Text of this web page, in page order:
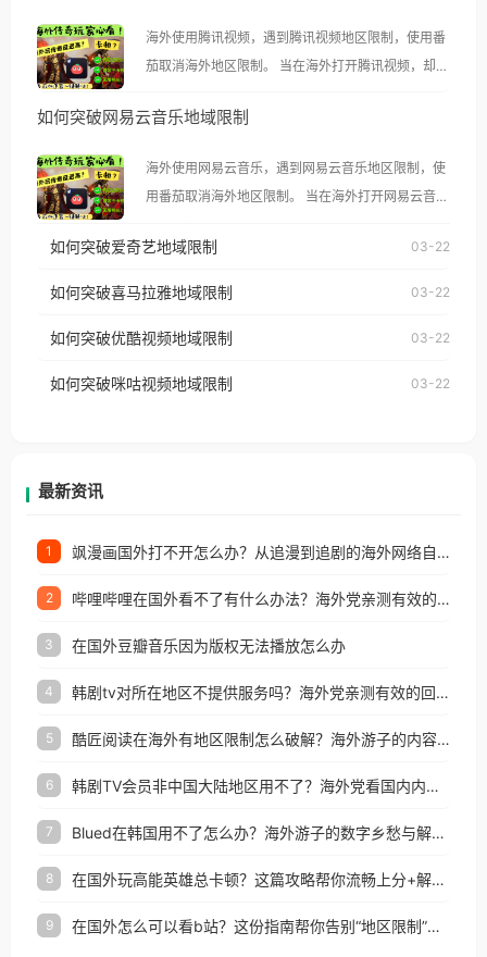
海外使用腾讯视频，遇到腾讯视频地区限制，使用番
茄取消海外地区限制。 当在海外打开腾讯视频，却突
示语。 海外用户如香港、澳门、台湾、美国、加拿
像其他音乐平台一样，出现地区及版权限制问题，且
仅能在中国大陆地区播放。 遇到这个问题的朋友们，
使用番茄回国加速器，即可解决「海外用户收听腾讯
台湾、美国、加拿大、澳大利亚、欧洲等国家和地区
权限制所困扰。
如何突破网易云音乐地域限制
海外使用网易云音乐，遇到网易云音乐地区限制，使
用番茄取消海外地区限制。 当在海外打开网易云音
播放”的提示语。 海外用户如香港、澳门、台湾、美
国、加拿大、澳大利亚、欧洲等国家和地区时，网易
制问题，且仅能在中国大陆地区播放。 遇到这个问题
户收听网易云音乐地区版权限制」的问题，无论人在
如何突破爱奇艺地域限制 03-22
如何突破喜马拉雅地域限制 03-22
如何突破优酷视频地域限制 03-22
如何突破咪咕视频地域限制 03-22
最新资讯
1 飒漫画国外打不开怎么办？从追漫到追剧的海外网络自由之路
2 哔哩哔哩在国外看不了有什么办法？海外党亲测有效的回国加速解决方案
3 在国外豆瓣音乐因为版权无法播放怎么办
4 韩剧tv对所在地区不提供服务吗？海外党亲测有效的回国加速解决方案
5 酷匠阅读在海外有地区限制怎么破解？海外游子的内容归乡路
6 韩剧TV会员非中国大陆地区用不了？海外党看国内内容的加速器选择指南
7 Blued在韩国用不了怎么办？海外游子的数字乡愁与解决方案
8 在国外玩高能英雄总卡顿？这篇攻略帮你流畅上分+解锁国内影音自由
9 在国外怎么可以看b站？这份指南帮你告别“地区限制”的烦恼